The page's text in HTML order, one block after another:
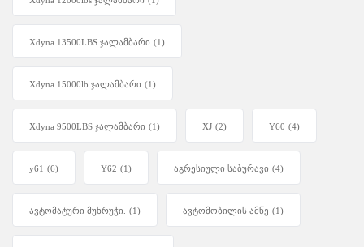
Xdyna 13500LBS ჯალამბარი (1)
Xdyna 15000lb ჯალამბარი (1)
Xdyna 9500LBS ჯალამბარი (1) XJ (2) Y60 (4)
y61 (6) Y62 (1) აგრესიული საბურავი (4)
ავტომატური მუხრუჭი. (1) ავტომობილის ამწე (1)